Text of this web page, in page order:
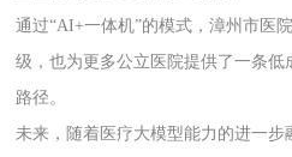
通过“AI+一体机”的模式，漳州市医
级，也为更多公立医院提供了一条
路径。
未来，随着医疗大模型能力的进一